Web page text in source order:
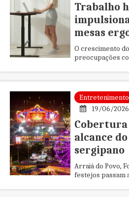
Trabalho
mesas
O crescimento
preocupações
Entretenimento
19/06/2026
alcance do
sergipano
Arraiá do Povo,
festejos passam